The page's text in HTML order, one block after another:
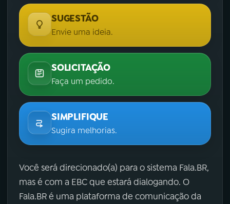
SUGESTÃO
Envie uma ideia.
SOLICITAÇÃO
Faça um pedido.
SIMPLIFIQUE
Sugira melhorias.
Você será direcionado(a) para o sistema Fala.BR,
mas é com a EBC que estará dialogando. O
Fala.BR é uma plataforma de comunicação da